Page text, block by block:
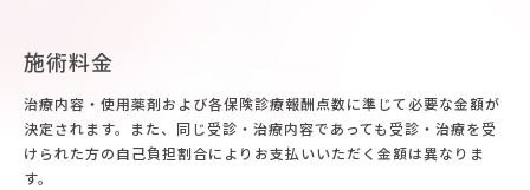
施術料金
治療内容・使用薬剤および各保険診療報酬点数に準じて必要な金額が
決定されます。また、同じ受診・治療内容であっても受診・治療を受
けられた方の自己負担割合によりお支払いいただく金額は異なりま
す。